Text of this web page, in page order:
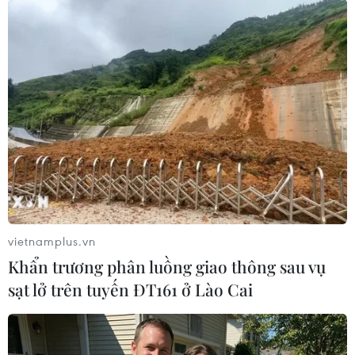
giám sát việc Iran tuân thủ thỏa thuận, song
không nói rõ Tehran sẽ nhận được gì đổi lại.
Ông cũng nhấn mạnh việc Tehran tuân thủ thỏa
thuận sẽ dẫn đến sự chuyển đổi cơ bản của
Trung Đông trong 50 năm tới, biến khu vực này
thành một nơi thân thiện hơn với đầu tư.
Theo hãng thông tấn Mehr, thỏa thuận cuối
cùng giữa Iran và Mỹ sẽ được thông qua bằng
một nghị quyết của Hội đồng Bảo an Liên hợp
quốc.
Trước đó cùng ngày, Tổng thống Mỹ Donald
Trump đã đánh dấu sinh nhật lần thứ 80 bằng
việc công bố đạt được một thỏa thuận sơ bộ
nhằm chấm dứt xung đột với Iran, một diễn
vietnamplus.vn
Khẩn trương phân luồng giao thông sau vụ
sạt lở trên tuyến ĐT161 ở Lào Cai